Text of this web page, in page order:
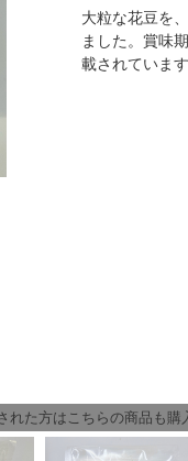
大粒な花豆を
ました。賞味
載されていま
れた方はこちらの商品も